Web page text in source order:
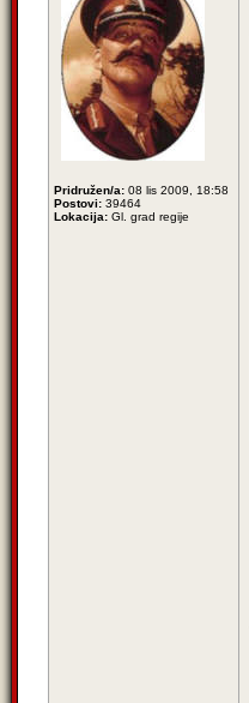
Pridružen/a: 08 lis 2009, 18:58
Postovi: 39464
Lokacija: Gl. grad regije